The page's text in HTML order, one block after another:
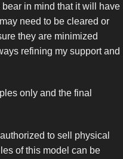
in mind that it will have
need to be cleared or
they are minimized
refining my support and
only and the final
to sell physical
of this model can be